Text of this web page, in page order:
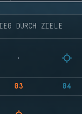
DURCH ZIELE
03 04